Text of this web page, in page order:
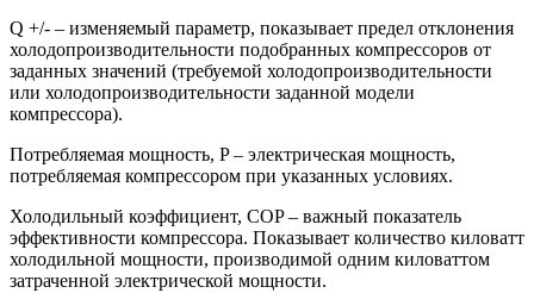
Q +/- – изменяемый параметр, показывает предел отклонения
холодопроизводительности подобранных компрессоров от
заданных значений (требуемой холодопроизводительности
или холодопроизводительности заданной модели
компрессора).
Потребляемая мощность, P – электрическая мощность,
потребляемая компрессором при указанных условиях.
Холодильный коэффициент, COP – важный показатель
эффективности компрессора. Показывает количество киловатт
холодильной мощности, производимой одним киловаттом
затраченной электрической мощности.